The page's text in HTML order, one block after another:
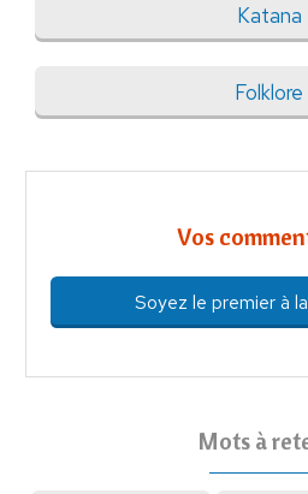
Katana
Folklore
Vos
Soyez le premier à
Mots à